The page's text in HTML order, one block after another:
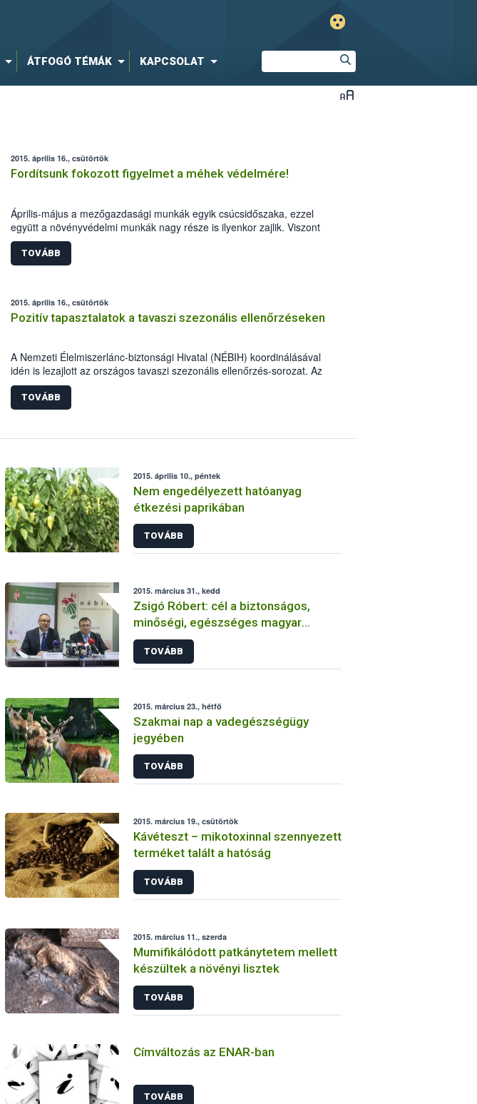
ÁTFOGÓ TÉMÁK KAPCSOLAT
2015. április 16., csütörtök
Fordítsunk fokozott figyelmet a méhek védelmére!
Április-május a mezőgazdasági munkák egyik csúcsidőszaka, ezzel
együtt a növényvédelmi munkák nagy része is ilyenkor zajlik. Viszont
ebben az időszakban virágzik termesztett növényeink jelentős része is.
TOVÁBB
2015. április 16., csütörtök
Pozitív tapasztalatok a tavaszi szezonális ellenőrzéseken
A Nemzeti Élelmiszerlánc-biztonsági Hivatal (NÉBIH) koordinálásával
idén is lezajlott az országos tavaszi szezonális ellenőrzés-sorozat. Az
élelmiszerlánc-biztonsági szakemberek szűk egy hónap alatt több mint 3
800 ellenőrzést végeztek, 69 alkalommal figyelmeztetést és mintegy 150
esetben bírságot szabtak ki.
TOVÁBB
2015. április 10., péntek
Nem engedélyezett hatóanyag
étkezési paprikában
TOVÁBB
2015. március 31., kedd
Zsigó Róbert: cél a biztonságos,
minőségi, egészséges magyar
élelmiszer
TOVÁBB
2015. március 23., hétfő
Szakmai nap a vadegészségügy
jegyében
TOVÁBB
2015. március 19., csütörtök
Kávéteszt – mikotoxinnal szennyezett
terméket talált a hatóság
TOVÁBB
2015. március 11., szerda
Mumifikálódott patkánytetem mellett
készültek a növényi lisztek
TOVÁBB
Címváltozás az ENAR-ban
TOVÁBB